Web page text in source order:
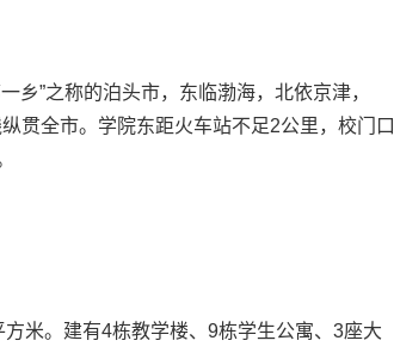
乡”之称的泊头市，东临渤海，北依京津，
贯全市。学院东距火车站不足2公里，校门口
米。建有4栋教学楼、9栋学生公寓、3座大